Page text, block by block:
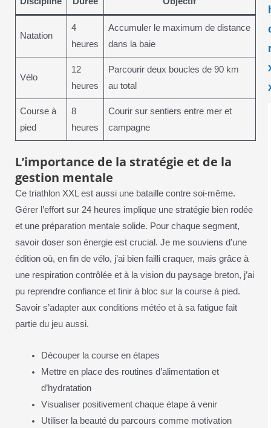
Natation
4
heures
Accumuler le maximum de distance
dans la baie
Vélo
12
heures
Parcourir deux boucles de 90 km
au total
Course à
pied
8
heures
Courir sur sentiers entre mer et
campagne
L’importance de la stratégie et de la
gestion mentale
Ce triathlon XXL est aussi une bataille contre soi-même.
Gérer l’effort sur 24 heures implique une stratégie bien rodée
et une préparation mentale solide. Pour chaque segment,
savoir doser son énergie est crucial. Je me souviens d’une
édition où, en fin de vélo, j’ai bien failli craquer, mais grâce à
une respiration contrôlée et à la vision du paysage breton, j’ai
pu reprendre confiance et finir à bloc sur la course à pied.
Savoir s’adapter aux conditions météo et à sa fatigue fait
partie du jeu aussi.
Découper la course en étapes
Mettre en place des routines d’alimentation et
d’hydratation
Visualiser positivement chaque étape à venir
Utiliser la beauté du parcours comme motivation